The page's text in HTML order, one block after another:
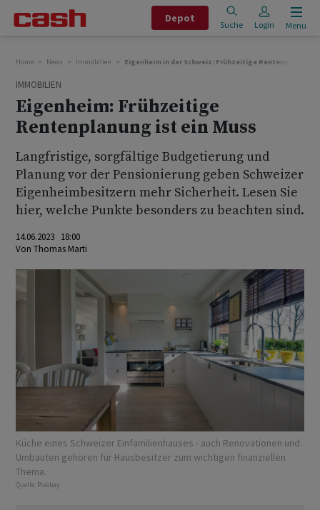
Depot
Suche Login Menu
Home News Immobilien Eigenheim in der Schweiz: Frühzeitige Rentenplanung
IMMOBILIEN
Eigenheim: Frühzeitige
Rentenplanung ist ein Muss
Langfristige, sorgfältige Budgetierung und
Planung vor der Pensionierung geben Schweizer
Eigenheimbesitzern mehr Sicherheit. Lesen Sie
hier, welche Punkte besonders zu beachten sind.
14.06.2023 18:00
Von Thomas Marti
Küche eines Schweizer Einfamilienhauses - auch Renovationen und
Umbauten gehören für Hausbesitzer zum wichtigen finanziellen
Thema.
Quelle: Pixabay